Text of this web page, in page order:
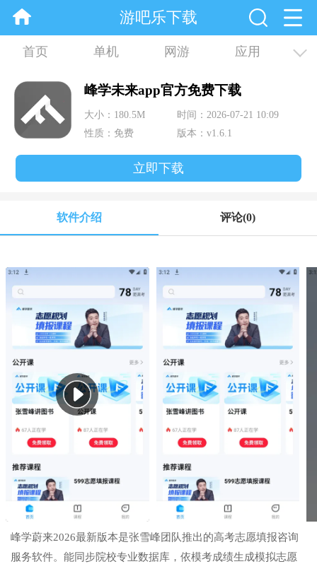
游吧乐下载
首页 单机 网游 应用
资讯 合集
峰学未来app官方免费下载
大小：180.5M
时间：2026-07-21 10:09
性质：免费
版本：v1.6.1
立即下载
软件介绍 评论(0)
峰学蔚来2026最新版本是张雪峰团队推出的高考志愿填报咨询
服务软件。能同步院校专业数据库，依模考成绩生成模拟志愿